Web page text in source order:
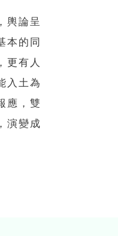
輿論呈
本的同
更有人
入土為
應，雙
演變成